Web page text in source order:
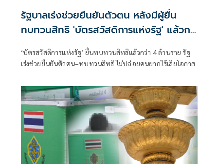
รัฐบาลเร่งช่วยยืนยันตัวตน หลังมีผู้ยื่น
ทบทวนสิทธิ 'บัตรสวัสดิการแห่งรัฐ' แล้วก
‘บัตรสวัสดิการแห่งรัฐ’ ยื่นทบทวนสิทธิแล้วกว่า 4 ล้านราย รัฐ
เร่งช่วยยืนยันตัวตน–ทบทวนสิทธิ ไม่ปล่อยคนยากไร้เสียโอกาส